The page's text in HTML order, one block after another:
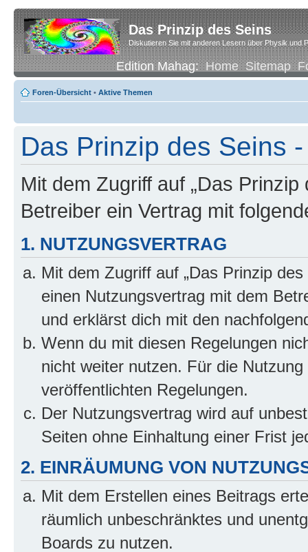
Das Prinzip des Seins
Diskutieren Sie mit anderen Lesern über Physik und
Edition Mahag:Home Sitemap
Foren-Übersicht • Aktive Themen
Das Prinzip des Seins
Mit dem Zugriff auf „Das
Betreiber ein Vertrag mit
1. NUTZUNGSVERTRAG
Mit dem Zugriff auf „Das Prinzip
einen Nutzungsvertrag mit dem
und erklärst dich mit den
Wenn du mit diesen Regelungen
nicht weiter nutzen. Für die
veröffentlichten Regelungen.
Der Nutzungsvertrag wird auf
Seiten ohne Einhaltung einer Frist
2. EINRÄUMUNG VON
Mit dem Erstellen eines Beitrags
räumlich unbeschränktes und
Boards zu nutzen.